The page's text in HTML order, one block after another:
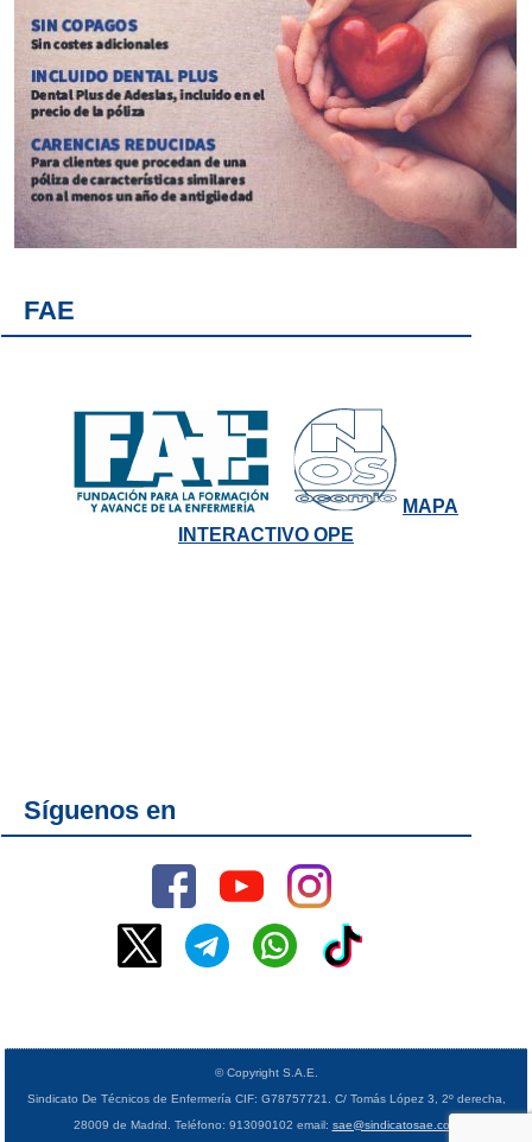
FAE
MAPA
INTERACTIVO OPE
Síguenos en
© Copyright S.A.E.
Sindicato De Técnicos de Enfermería CIF: G78757721. C/ Tomás López 3, 2º derecha,
28009 de Madrid. Teléfono: 913090102 email: sae@sindicatosae.com